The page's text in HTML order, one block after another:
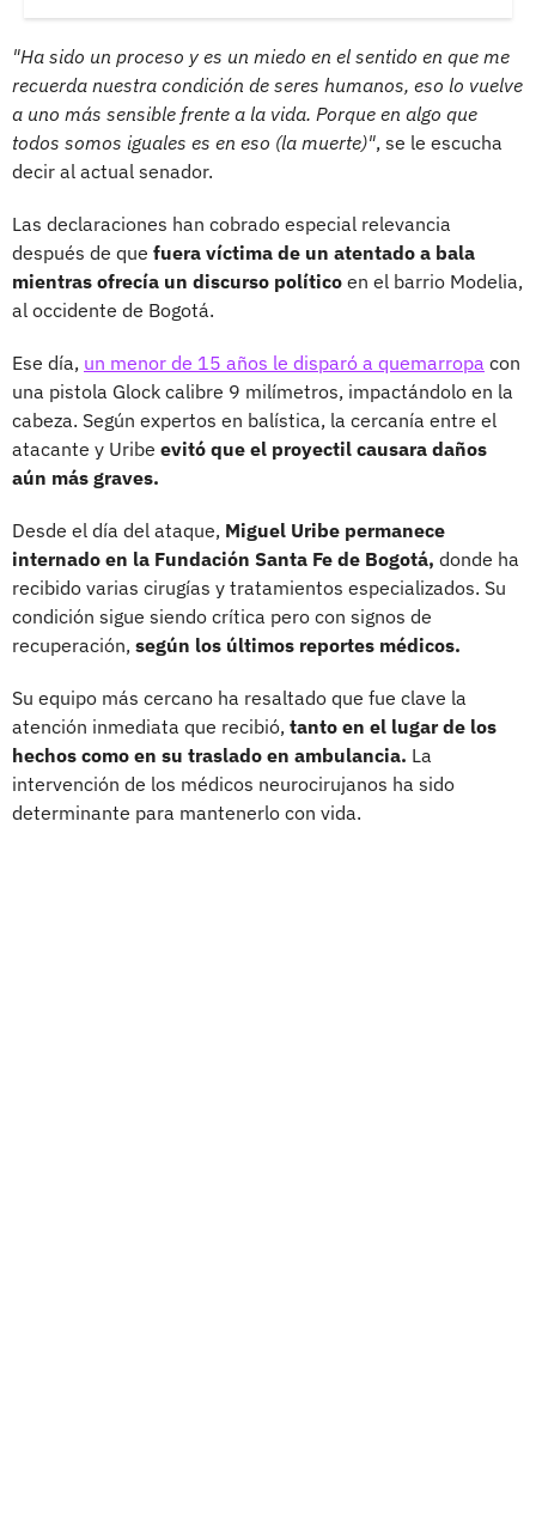
"Ha sido un proceso y es un miedo en el sentido en que me
recuerda nuestra condición de seres humanos, eso lo vuelve
a uno más sensible frente a la vida. Porque en algo que
todos somos iguales es en eso (la muerte)", se le escucha
decir al actual senador.
Las declaraciones han cobrado especial relevancia
después de que fuera víctima de un atentado a bala
mientras ofrecía un discurso político en el barrio Modelia,
al occidente de Bogotá.
Ese día, un menor de 15 años le disparó a quemarropa con
una pistola Glock calibre 9 milímetros, impactándolo en la
cabeza. Según expertos en balística, la cercanía entre el
atacante y Uribe evitó que el proyectil causara daños
aún más graves.
Desde el día del ataque, Miguel Uribe permanece
internado en la Fundación Santa Fe de Bogotá, donde ha
recibido varias cirugías y tratamientos especializados. Su
condición sigue siendo crítica pero con signos de
recuperación, según los últimos reportes médicos.
Su equipo más cercano ha resaltado que fue clave la
atención inmediata que recibió, tanto en el lugar de los
hechos como en su traslado en ambulancia. La
intervención de los médicos neurocirujanos ha sido
determinante para mantenerlo con vida.